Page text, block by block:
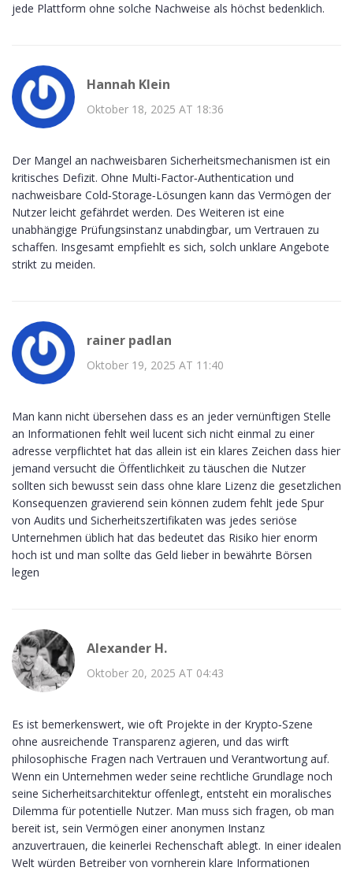
jede Plattform ohne solche Nachweise als höchst bedenklich.
Hannah Klein
Oktober 18, 2025 AT 18:36
Der Mangel an nachweisbaren Sicherheitsmechanismen ist ein
kritisches Defizit. Ohne Multi‑Factor‑Authentication und
nachweisbare Cold‑Storage‑Lösungen kann das Vermögen der
Nutzer leicht gefährdet werden. Des Weiteren ist eine
unabhängige Prüfungsinstanz unabdingbar, um Vertrauen zu
schaffen. Insgesamt empfiehlt es sich, solch unklare Angebote
strikt zu meiden.
rainer padlan
Oktober 19, 2025 AT 11:40
Man kann nicht übersehen dass es an jeder vernünftigen Stelle
an Informationen fehlt weil lucent sich nicht einmal zu einer
adresse verpflichtet hat das allein ist ein klares Zeichen dass hier
jemand versucht die Öffentlichkeit zu täuschen die Nutzer
sollten sich bewusst sein dass ohne klare Lizenz die gesetzlichen
Konsequenzen gravierend sein können zudem fehlt jede Spur
von Audits und Sicherheitszertifikaten was jedes seriöse
Unternehmen üblich hat das bedeutet das Risiko hier enorm
hoch ist und man sollte das Geld lieber in bewährte Börsen
legen
Alexander H.
Oktober 20, 2025 AT 04:43
Es ist bemerkenswert, wie oft Projekte in der Krypto‑Szene
ohne ausreichende Transparenz agieren, und das wirft
philosophische Fragen nach Vertrauen und Verantwortung auf.
Wenn ein Unternehmen weder seine rechtliche Grundlage noch
seine Sicherheitsarchitektur offenlegt, entsteht ein moralisches
Dilemma für potentielle Nutzer. Man muss sich fragen, ob man
bereit ist, sein Vermögen einer anonymen Instanz
anzuvertrauen, die keinerlei Rechenschaft ablegt. In einer idealen
Welt würden Betreiber von vornherein klare Informationen